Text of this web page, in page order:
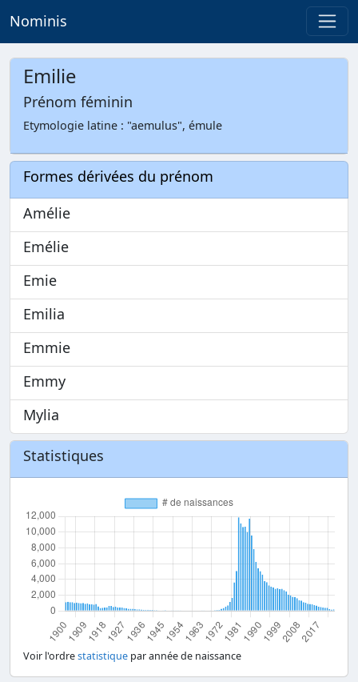
Nominis
Emilie
Prénom féminin
Etymologie latine : "aemulus", émule
Formes dérivées du prénom
Amélie
Emélie
Emie
Emilia
Emmie
Emmy
Mylia
Statistiques
Voir l'ordrestatistique par année de naissance